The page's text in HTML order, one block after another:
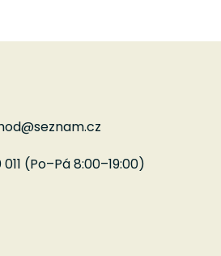
@seznam.cz
(Po–Pá 8:00–19:00)